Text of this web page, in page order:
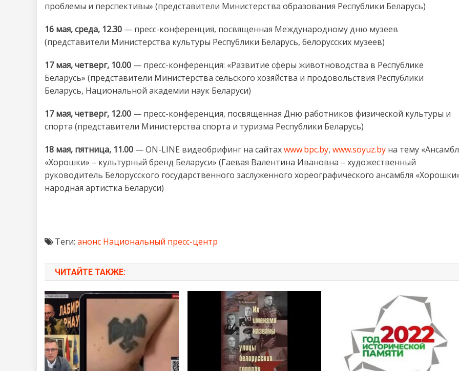
проблемы и перспективы» (представители Министерства образования Республики Беларусь)
16 мая, среда, 12.30 — пресс-конференция, посвященная Международному дню музеев
(представители Министерства культуры Республики Беларусь, белорусских музеев)
17 мая, четверг, 10.00 — пресс-конференция: «Развитие сферы животноводства в Республике
Беларусь» (представители Министерства сельского хозяйства и продовольствия Республики
Беларусь, Национальной академии наук Беларуси)
17 мая, четверг, 12.00 — пресс-конференция, посвященная Дню работников физической культуры и
спорта (представители Министерства спорта и туризма Республики Беларусь)
18 мая, пятница, 11.00 — ON-LINE видеобрифинг на сайтахwww.bpc.by, www.soyuz.by на тему
«Хорошки» – культурный бренд Беларуси» (Гаевая Валентина Ивановна – художественный
руководитель Белорусского государственного заслуженного хореографического ансамбля
народная артистка Беларуси)
Теги: анонс Национальный пресс-центр
ЧИТАЙТЕ ТАКЖЕ: